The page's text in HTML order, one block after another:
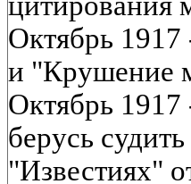
Октябрь
и "Крушение
Октябрь
берусь
"Известиях"